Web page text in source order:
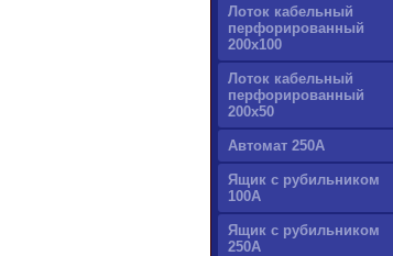
Лоток кабельный
перфорированный
200х100
Лоток кабельный
перфорированный
200х50
Автомат 250А
Ящик с рубильником
100А
Ящик с рубильником
250А